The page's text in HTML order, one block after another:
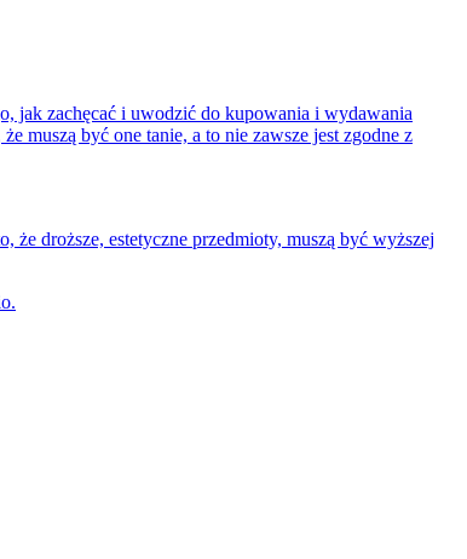
jak zachęcać i uwodzić do kupowania i wydawania
muszą być one tanie, a to nie zawsze jest zgodne z
droższe, estetyczne przedmioty, muszą być wyższej